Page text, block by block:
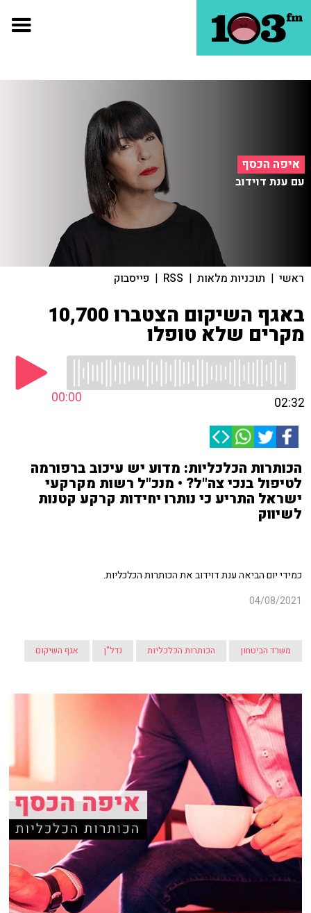
איפה הכסף
עם ענת דוידוב
ראשי | תוכניות מלאות |
RSS
| פייסבוק
באגף השיקום הצטברו 10,700
מקרים שלא טופלו
00:00 02:32
הכותרות הכלכליות: מדוע יש עיכוב ברפורמה
לטיפול בנכי צה"ל? • מנכ"ל רשות מקרקעי
ישראל התריע כי נותרו יחידות קרקע קטנות
לשיווק
כמידי יום הביאה ענת דוידוב את הכותרות הכלכליות.
04/08/2021
משרד הביטחון הכותרות הכלכליות נדל"ן אגף השיקום